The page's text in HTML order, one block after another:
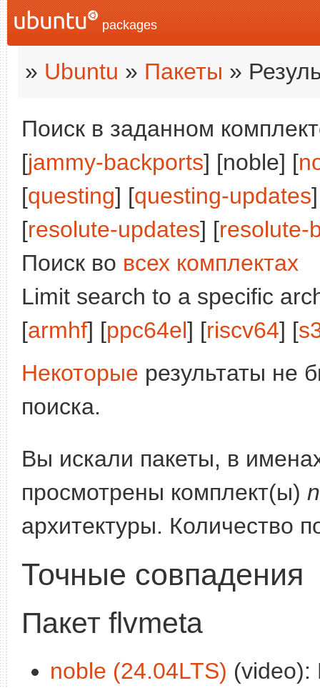
packages
» Ubuntu » Пакеты »
Поиск в заданном
[jammy-backports] [noble] [
[questing] [questing-updates
[resolute-updates] [resolute-
Поиск во всех комплектах
Limit search to a specific
[armhf] [ppc64el] [riscv64] [
Некоторые результаты не
поиска.
Вы искали пакеты, в
просмотрены комплект(ы)
архитектуры. Количество
Точные совпадения
Пакет flvmeta
noble (24.04LTS) (video):